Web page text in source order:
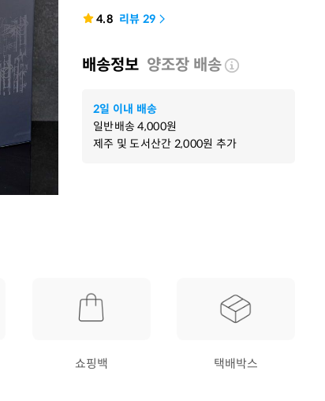
4.8 리뷰 29
배송정보 양조장 배송
2일 이내 배송
일반배송4,000원
제주 및 도서산간 2,000원 추가
쇼핑백 택배박스